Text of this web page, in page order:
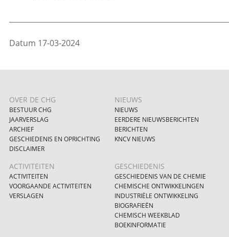
Datum 17-03-2024
OVER DE CHG
BESTUUR CHG
JAARVERSLAG
ARCHIEF
GESCHIEDENIS EN OPRICHTING
DISCLAIMER
NIEUWS
NIEUWS
EERDERE NIEUWSBERICHTEN
BERICHTEN
KNCV NIEUWS
ACTIVITEITEN
ACTIVITEITEN
VOORGAANDE ACTIVITEITEN
VERSLAGEN
GESCHIEDENIS
GESCHIEDENIS VAN DE CHEMIE
CHEMISCHE ONTWIKKELINGEN
INDUSTRIËLE ONTWIKKELING
BIOGRAFIEËN
CHEMISCH WEEKBLAD
BOEKINFORMATIE